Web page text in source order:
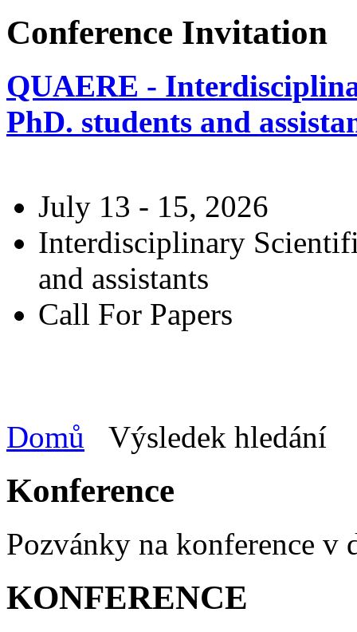
Conference Invitation
QUAERE -
PhD. students and
July 13 - 15, 2026
Interdisciplinary
and assistants
Call For Papers
Domů Výsledek hledání
Konference
Pozvánky na konference v
KONFERENCE